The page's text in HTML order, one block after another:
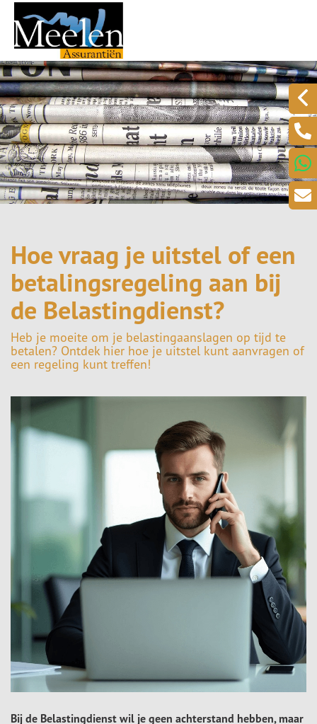
Hoe vraag je uitstel of een
betalingsregeling aan bij
de Belastingdienst?
Heb je moeite om je belastingaanslagen op tijd te
betalen? Ontdek hier hoe je uitstel kunt aanvragen of
een regeling kunt treffen!
Bij de Belastingdienst wil je geen achterstand hebben, maar